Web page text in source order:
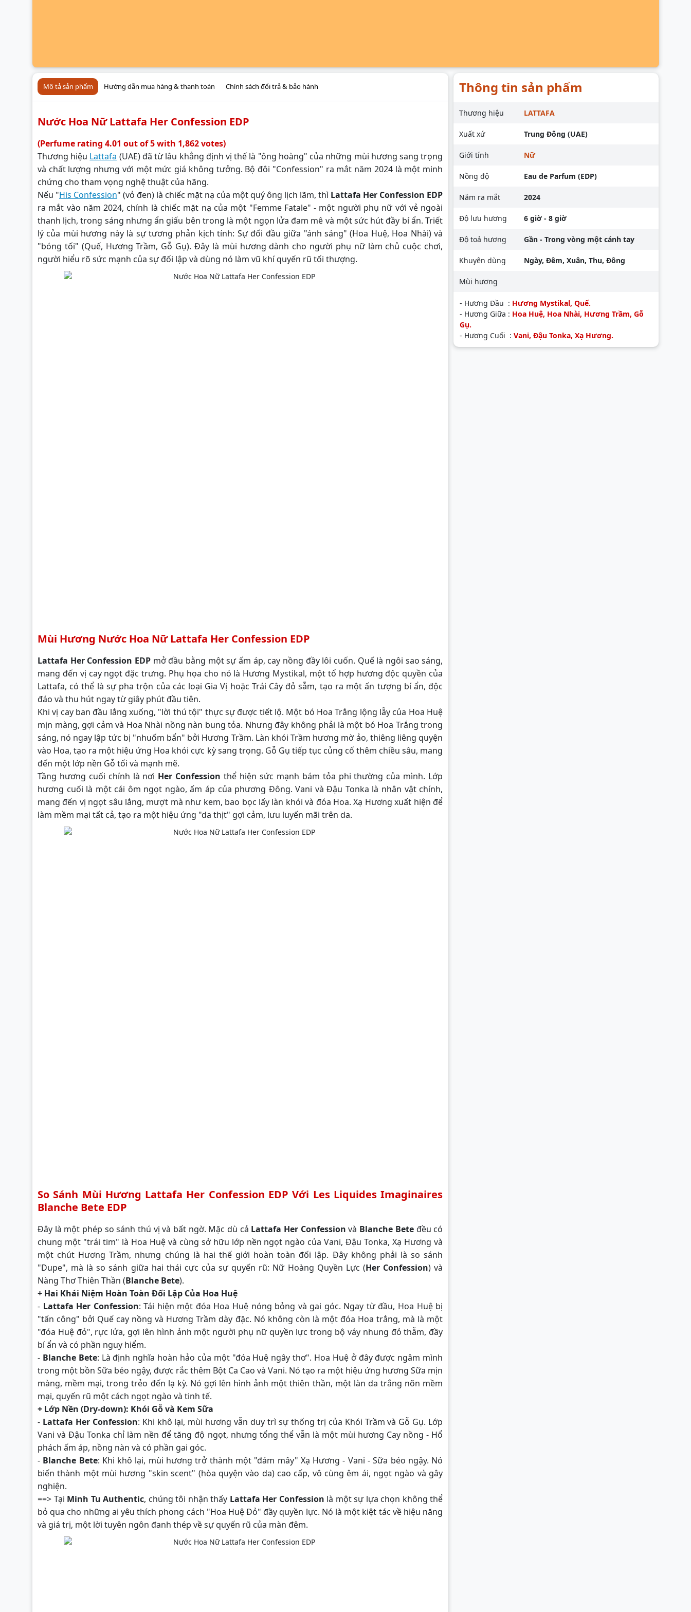
Mô tả sản phẩm Hướng dẫn mua hàng & thanh toán Chính sách đổi trả & bảo hành
Nước Hoa Nữ Lattafa Her Confession EDP
(Perfume rating 4.01 out of 5 with 1,862 votes)
Thương hiệu Lattafa (UAE) đã từ lâu khẳng định vị thế là "ông hoàng" của những mùi hương sang trọng
và chất lượng nhưng với một mức giá không tưởng. Bộ đôi "Confession" ra mắt năm 2024 là một minh
chứng cho tham vọng nghệ thuật của hãng.
Nếu "His Confession" (vỏ đen) là chiếc mặt nạ của một quý ông lịch lãm, thì Lattafa Her Confession EDP
ra mắt vào năm 2024, chính là chiếc mặt nạ của một "Femme Fatale" - một người phụ nữ với vẻ ngoài
thanh lịch, trong sáng nhưng ẩn giấu bên trong là một ngọn lửa đam mê và một sức hút đầy bí ẩn. Triết
lý của mùi hương này là sự tương phản kịch tính: Sự đối đầu giữa "ánh sáng" (Hoa Huệ, Hoa Nhài) và
"bóng tối" (Quế, Hương Trầm, Gỗ Gụ). Đây là mùi hương dành cho người phụ nữ làm chủ cuộc chơi,
người hiểu rõ sức mạnh của sự đối lập và dùng nó làm vũ khí quyến rũ tối thượng.
Mùi Hương Nước Hoa Nữ Lattafa Her Confession EDP
Lattafa Her Confession EDPmở đầu bằng một sự ấm áp, cay nồng đầy lôi cuốn. Quế là ngôi sao sáng,
mang đến vị cay ngọt đặc trưng. Phụ họa cho nó là Hương Mystikal, một tổ hợp hương độc quyền của
Lattafa, có thể là sự pha trộn của các loại Gia Vị hoặc Trái Cây đỏ sẫm, tạo ra một ấn tượng bí ẩn, độc
đáo và thu hút ngay từ giây phút đầu tiên.
Khi vị cay ban đầu lắng xuống, "lời thú tội" thực sự được tiết lộ. Một bó Hoa Trắng lộng lẫy của Hoa Huệ
mịn màng, gợi cảm và Hoa Nhài nồng nàn bung tỏa. Nhưng đây không phải là một bó Hoa Trắng trong
sáng, nó ngay lập tức bị "nhuốm bẩn" bởi Hương Trầm. Làn khói Trầm hương mờ ảo, thiêng liêng quyện
vào Hoa, tạo ra một hiệu ứng Hoa khói cực kỳ sang trọng. Gỗ Gụ tiếp tục củng cố thêm chiều sâu, mang
đến một lớp nền Gỗ tối và mạnh mẽ.
Tầng hương cuối chính là nơi Her Confession thể hiện sức mạnh bám tỏa phi thường của mình. Lớp
hương cuối là một cái ôm ngọt ngào, ấm áp của phương Đông. Vani và Đậu Tonka là nhân vật chính,
mang đến vị ngọt sâu lắng, mượt mà như kem, bao bọc lấy làn khói và đóa Hoa. Xạ Hương xuất hiện để
làm mềm mại tất cả, tạo ra một hiệu ứng "da thịt" gợi cảm, lưu luyến mãi trên da.
So Sánh Mùi Hương Lattafa Her Confession EDP Với Les Liquides Imaginaires
Blanche Bete EDP
Đây là một phép so sánh thú vị và bất ngờ. Mặc dù cả Lattafa Her Confession và Blanche Beteđều có
chung một "trái tim" là Hoa Huệ và cùng sở hữu lớp nền ngọt ngào của Vani, Đậu Tonka, Xạ Hương và
một chút Hương Trầm, nhưng chúng là hai thế giới hoàn toàn đối lập. Đây không phải là so sánh
"Dupe", mà là so sánh giữa hai thái cực của sự quyến rũ: Nữ Hoàng Quyền Lực (Her Confession) và
Nàng Thơ Thiên Thần (Blanche Bete).
+ Hai Khái Niệm Hoàn Toàn Đối Lập Của Hoa Huệ
- Lattafa Her Confession: Tái hiện một đóa Hoa Huệ nóng bỏng và gai góc. Ngay từ đầu, Hoa Huệ bị
"tấn công" bởi Quế cay nồng và Hương Trầm dày đặc. Nó không còn là một đóa Hoa trắng, mà là một
"đóa Huệ đỏ", rực lửa, gợi lên hình ảnh một người phụ nữ quyền lực trong bộ váy nhung đỏ thẫm, đầy
bí ẩn và có phần nguy hiểm.
- Blanche Bete: Là định nghĩa hoàn hảo của một "đóa Huệ ngây thơ". Hoa Huệ ở đây được ngâm mình
trong một bồn Sữa béo ngậy, được rắc thêm Bột Ca Cao và Vani. Nó tạo ra một hiệu ứng hương Sữa mịn
màng, mềm mại, trong trẻo đến lạ kỳ. Nó gợi lên hình ảnh một thiên thần, một làn da trắng nõn mềm
mại, quyến rũ một cách ngọt ngào và tinh tế.
+ Lớp Nền (Dry-down): Khói Gỗ và Kem Sữa
- Lattafa Her Confession: Khi khô lại, mùi hương vẫn duy trì sự thống trị của Khói Trầm và Gỗ Gụ. Lớp
Vani và Đậu Tonka chỉ làm nền để tăng độ ngọt, nhưng tổng thể vẫn là một mùi hương Cay nồng - Hổ
phách ấm áp, nồng nàn và có phần gai góc.
- Blanche Bete: Khi khô lại, mùi hương trở thành một "đám mây" Xạ Hương - Vani - Sữa béo ngậy. Nó
biến thành một mùi hương "skin scent" (hòa quyện vào da) cao cấp, vô cùng êm ái, ngọt ngào và gây
nghiện.
==> Tại Minh Tu Authentic, chúng tôi nhận thấy Lattafa Her Confession là một sự lựa chọn không thể
bỏ qua cho những ai yêu thích phong cách "Hoa Huệ Đỏ" đầy quyền lực. Nó là một kiệt tác về hiệu năng
và giá trị, một lời tuyên ngôn đanh thép về sự quyến rũ của màn đêm.
Thông tin sản phẩm
Thương hiệu LATTAFA
Xuất xứ Trung Đông (UAE)
Giới tính Nữ
Nồng độ Eau de Parfum (EDP)
Năm ra mắt 2024
Độ lưu hương 6 giờ - 8 giờ
Độ toả hương Gần - Trong vòng một cánh tay
Khuyên dùng Ngày, Đêm, Xuân, Thu, Đông
Mùi hương
- Hương Đầu : Hương Mystikal, Quế.
- Hương Giữa : Hoa Huệ, Hoa Nhài, Hương Trầm, Gỗ
Gụ.
- Hương Cuối : Vani, Đậu Tonka, Xạ Hương.